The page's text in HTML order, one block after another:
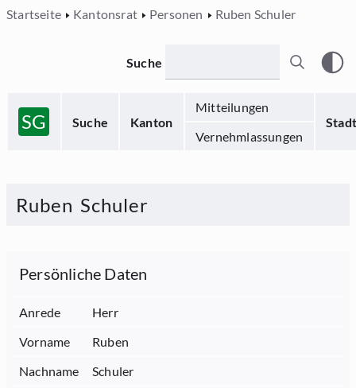
Startseite Kantonsrat Personen Ruben Schuler
SG Suche Kanton
Mitteilungen
Stadt
Vernehmlassungen
Suche
Ruben Schuler
Persönliche Daten
Anrede
Herr
Vorname
Ruben
Nachname
Schuler